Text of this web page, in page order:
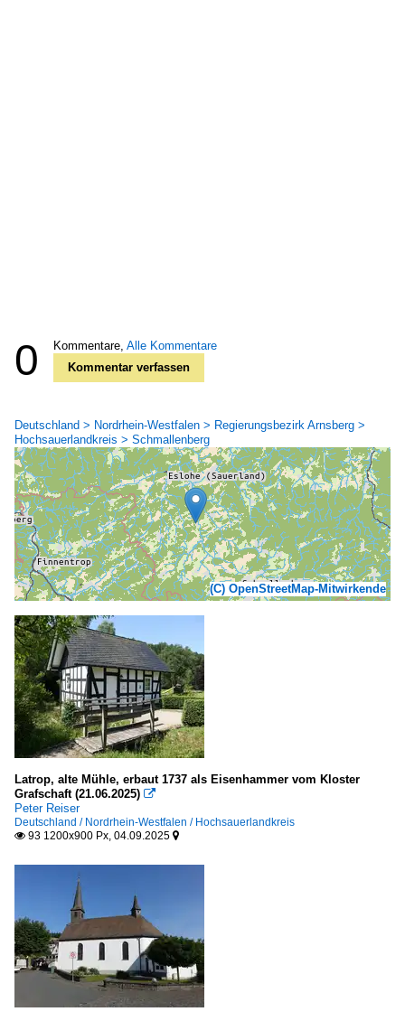
0 Kommentare, Alle Kommentare
Kommentar verfassen
Deutschland > Nordrhein-Westfalen > Regierungsbezirk Arnsberg >
Hochsauerlandkreis > Schmallenberg
(C) OpenStreetMap-Mitwirkende
Latrop, alte Mühle, erbaut 1737 als Eisenhammer vom Kloster
Grafschaft (21.06.2025) 
Peter Reiser
Deutschland / Nordrhein-Westfalen / Hochsauerlandkreis
 93 1200x900 Px, 04.09.2025 